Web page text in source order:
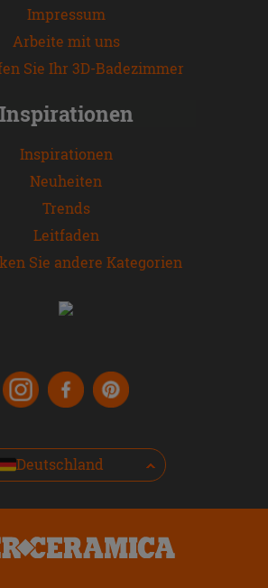
Impressum
Arbeite mit uns
Sie Ihr 3D-Badezimmer
Inspirationen
Inspirationen
Neuheiten
Trends
Leitfaden
Sie andere Kategorien
Deutschland